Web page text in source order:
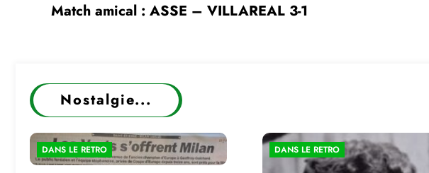
Match amical : ASSE – VILLAREAL 3-1
Nostalgie...
DANS LE RETRO DANS LE RETRO